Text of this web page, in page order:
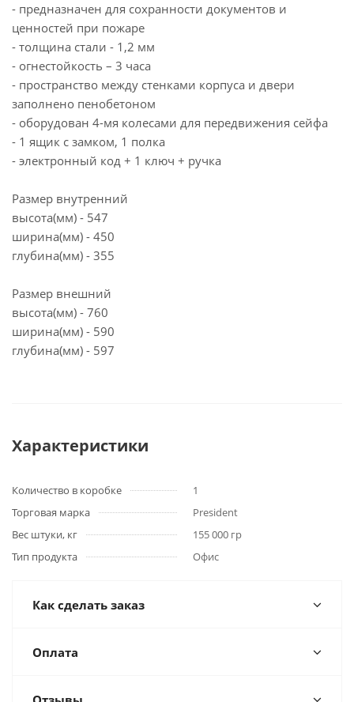
- предназначен для сохранности документов и
ценностей при пожаре
- толщина стали - 1,2 мм
- огнестойкость – 3 часа
- пространство между стенками корпуса и двери
заполнено пенобетоном
- оборудован 4-мя колесами для передвижения сейфа
- 1 ящик с замком, 1 полка
- электронный код + 1 ключ + ручка
Размер внутренний
высота(мм) - 547
ширина(мм) - 450
глубина(мм) - 355
Размер внешний
высота(мм) - 760
ширина(мм) - 590
глубина(мм) - 597
Характеристики
Количество в коробке
1
Торговая марка
President
Вес штуки, кг
155 000 гр
Тип продукта
Офис
Как сделать заказ
Оплата